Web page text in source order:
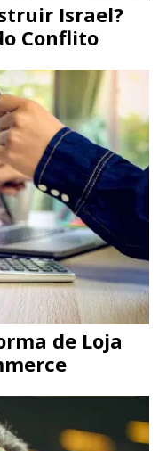
Israel?
Conflito
de Loja